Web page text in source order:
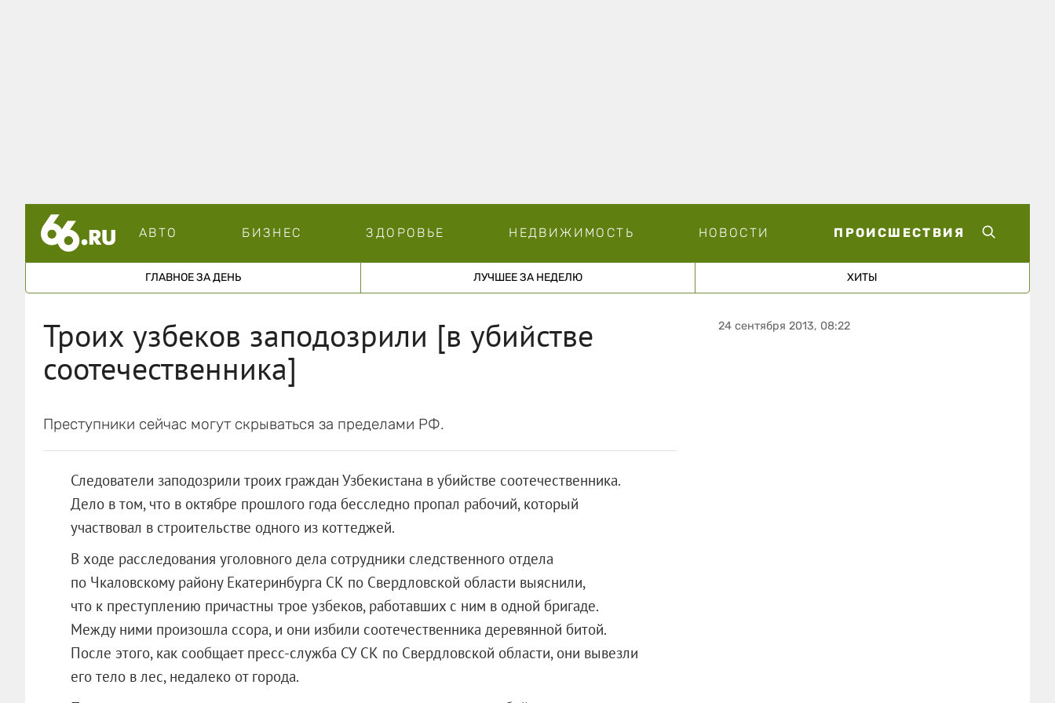
АВТО БИЗНЕС ЗДОРОВЬЕ НЕДВИЖИМОСТЬ НОВОСТИ ПРОИСШЕСТВИЯ
ГЛАВНОЕ ЗА ДЕНЬ ЛУЧШЕЕ ЗА НЕДЕЛЮ ХИТЫ
Троих узбеков заподозрили [в убийстве
соотечественника]
Преступники сейчас могут скрываться за пределами РФ.
Следователи заподозрили троих граждан Узбекистана в убийстве соотечественника.
Дело в том, что в октябре прошлого года бесследно пропал рабочий, который
участвовал в строительстве одного из коттеджей.
В ходе расследования уголовного дела сотрудники следственного отдела
по Чкаловскому району Екатеринбурга СК по Свердловской области выяснили,
что к преступлению причастны трое узбеков, работавших с ним в одной бригаде.
Между ними произошла ссора, и они избили соотечественника деревянной битой.
После этого, как сообщает пресс-служба СУ СК по Свердловской области, они вывезли
его тело в лес, недалеко от города.
24 сентября 2013, 08:22